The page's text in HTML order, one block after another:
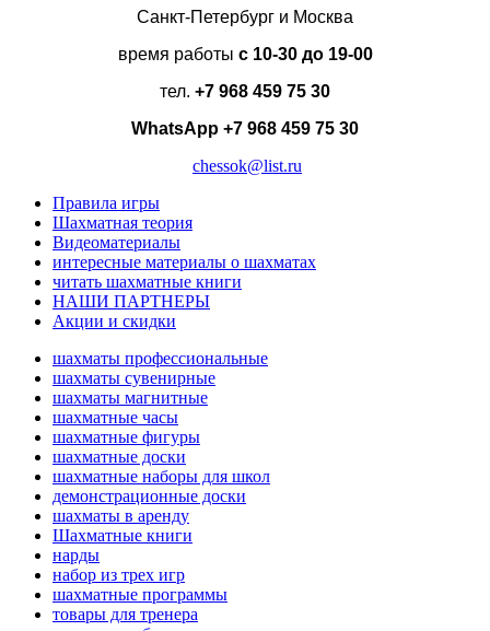
Санкт-Петербург и Москва
время работы с 10-30 до 19-00
тел. +7 968 459 75 30
WhatsApp +7 968 459 75 30
chessok@list.ru
Правила игры
Шахматная теория
Видеоматериалы
интересные материалы о шахматах
читать шахматные книги
НАШИ ПАРТНЕРЫ
Акции и скидки
шахматы профессиональные
шахматы сувенирные
шахматы магнитные
шахматные часы
шахматные фигуры
шахматные доски
шахматные наборы для школ
демонстрационные доски
шахматы в аренду
Шахматные книги
нарды
набор из трех игр
шахматные программы
товары для тренера